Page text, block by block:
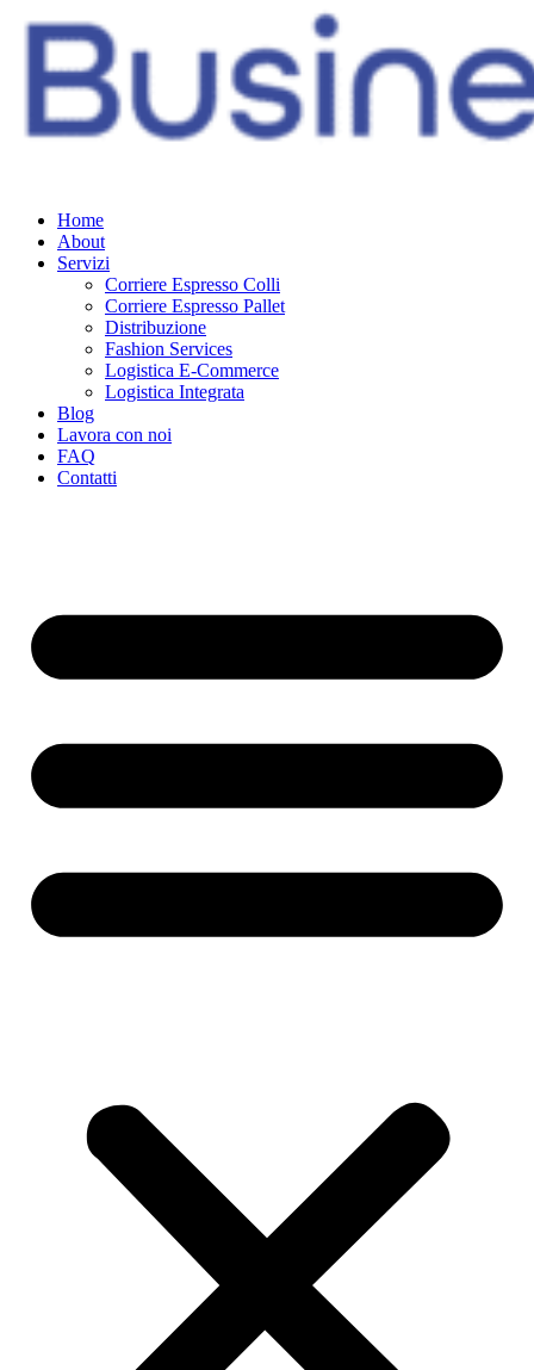
Home
About
Servizi
Corriere Espresso Colli
Corriere Espresso Pallet
Distribuzione
Fashion Services
Logistica E-Commerce
Logistica Integrata
Blog
Lavora con noi
FAQ
Contatti